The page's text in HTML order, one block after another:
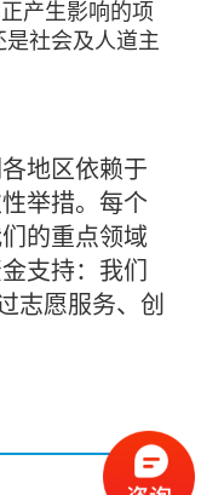
产生影响的项
社会及人道主
地区依赖于
举措。每个
的重点领域
支持：我们
志愿服务、创